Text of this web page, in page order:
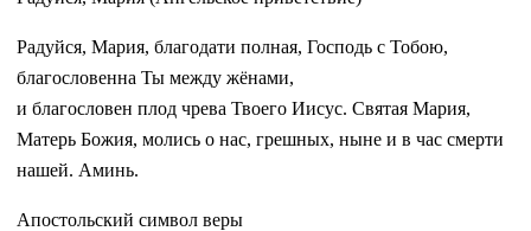
Радуйся, Мария, благодати полная, Господь с Тобою,
благословенна Ты между жёнами,
и благословен плод чрева Твоего Иисус. Святая Мария,
Матерь Божия, молись о нас, грешных, ныне и в час смерти
нашей. Аминь.
Апостольский символ веры